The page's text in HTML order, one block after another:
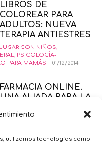
utilizamos tecnologías como
LIBROS DE
COLOREAR PARA
ADULTOS: NUEVA
TERAPIA ANTIESTRES
JUGAR CON NIÑOS,
, PSICOLOGÍA-
PARA MAMÁS 01/12/2014
FARMACIA ONLINE.
UNA ALIADA PARA LA
TU BEBÉ
LA GUÍA
,INTERESANTE,PSICOLOGÍA-
TRISTE?